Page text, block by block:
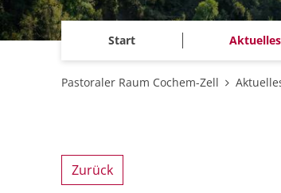
Start Aktuelles
Pastoraler Raum Cochem-Zell
Zurück